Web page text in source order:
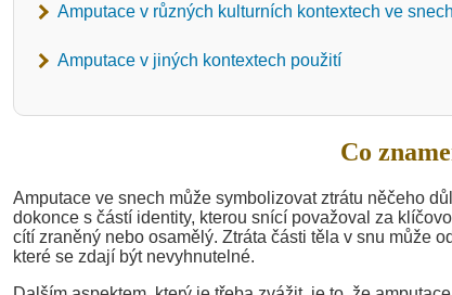
Amputace v různých kulturních kontextech ve snech
Amputace v jiných kontextech použití
Co
Amputace ve snech může symbolizovat ztrátu něčeho
dokonce s částí identity, kterou snící považoval za
cítí zraněný nebo osamělý. Ztráta části těla v snu může
které se zdají být nevyhnutelné.